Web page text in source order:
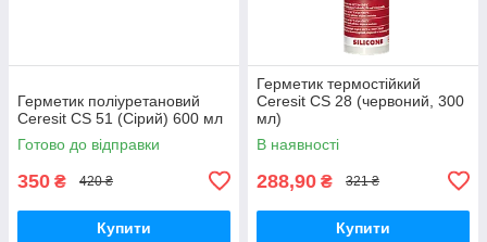
Герметик поліуретановий
Ceresit CS 51 (Сірий) 600 мл
Готово до відправки
350 ₴ 420 ₴
Купити
Герметик термостійкий
Ceresit CS 28 (червоний, 300
мл)
В наявності
288,90 ₴ 321 ₴
Купити